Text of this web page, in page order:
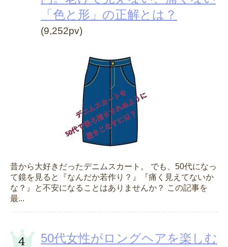
「色と形」の正解とは？
(9,252pv)
昔から大好きだったデニムスカート。 でも、50代になっ
て鏡を見ると『なんだか若作り？』『痛く見えてないか
な？』と不安になることはありませんか？ この記事を
最...
50代女性がロングヘアを楽しむ